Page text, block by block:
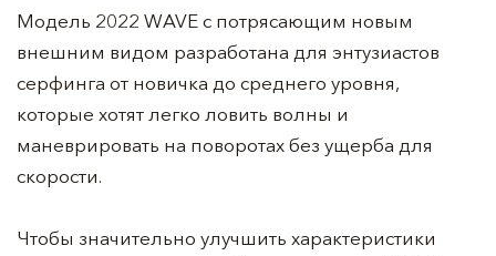
Модель 2022 WAVE с потрясающим новым
внешним видом разработана для энтузиастов
серфинга от новичка до среднего уровня,
которые хотят легко ловить волны и
маневрировать на поворотах без ущерба для
скорости.
Чтобы значительно улучшить характеристики